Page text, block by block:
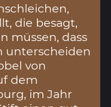
die besagt,
müssen, dass
unterscheiden
von
dem
im Jahr